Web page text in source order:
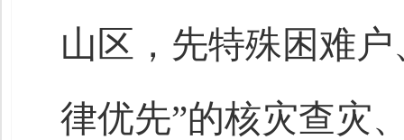
山区，先特殊困难
律优先”的核灾查灾